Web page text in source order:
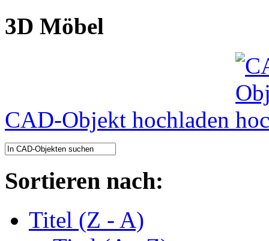
3D Möbel
CAD-Objekt hochladen
Sortieren nach:
Titel (Z - A)